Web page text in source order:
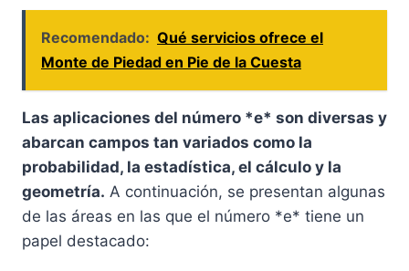
Recomendado: Qué servicios ofrece el
Monte de Piedad en Pie de la Cuesta
Las aplicaciones del número *e* son diversas y
abarcan campos tan variados como la
probabilidad, la estadística, el cálculo y la
geometría. A continuación, se presentan algunas
de las áreas en las que el número *e* tiene un
papel destacado: